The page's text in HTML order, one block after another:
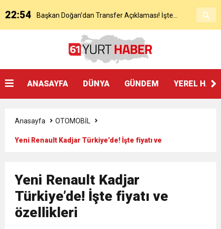
KAP’a Bildirdi
22:54 Başkan Doğan’dan Transfer Açıklaması! İşte
Mohamed Salah’ın Trabzon’da İlk Sözleri!
Bildirdi
20:05 Trabzonspor Muhammed Salah Transferini
ANASAYFA DÜNYA GÜNDEM YEREL
Anasayfa OTOMOBİL
Yeni Renault Kadjar Türkiye’de! İşte fiyatı ve
Yeni Renault Kadjar
Türkiye’de! İşte fiyatı ve
özellikleri